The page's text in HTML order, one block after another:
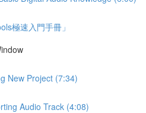
極速入門手冊」
New Project (7:34)
Audio Track (4:08)